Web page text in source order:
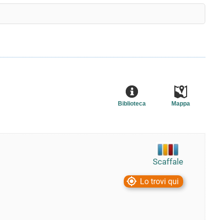
Mappa
Biblioteca
Scaffale
Lo trovi qui